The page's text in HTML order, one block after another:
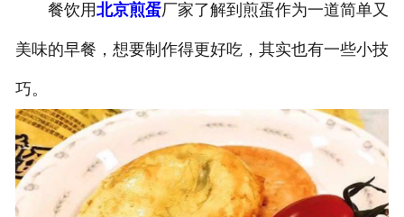
餐饮用北京煎蛋厂家了解到煎蛋作为一道简单又
美味的早餐，想要制作得更好吃，其实也有一些小技
巧。